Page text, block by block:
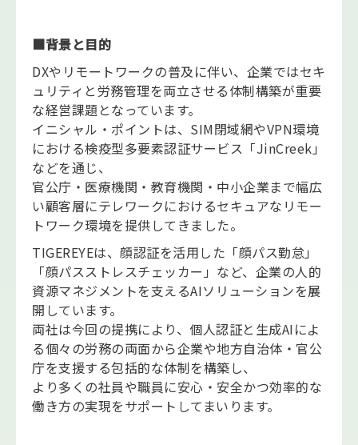
■背景と目的
DXやリモートワークの普及に伴い、企業ではセキ
ュリティと労務管理を両立させる体制構築が重要
な経営課題となっています。
イニシャル・ポイントは、SIM閉域網やVPN環境
における検疫型多要素認証サービス「JinCreek」
などを通じ、
官公庁・医療機関・教育機関・中小企業まで幅広
い顧客層にテレワークにおけるセキュアなリモー
トワーク環境を提供してきました。
TIGEREYEは、顔認証を活用した「顔パス勤怠」
「顔パスストレスチェッカー」など、企業の人的
資源マネジメントを支えるAIソリューションを展
開しています。
両社は今回の提携により、個人認証と生成AIによ
る個々の労務の両面から企業や地方自治体・官公
庁を支援する包括的な体制を構築し、
より多くの社員や職員に安心・安全かつ効率的な
働き方の実現をサポートしてまいります。